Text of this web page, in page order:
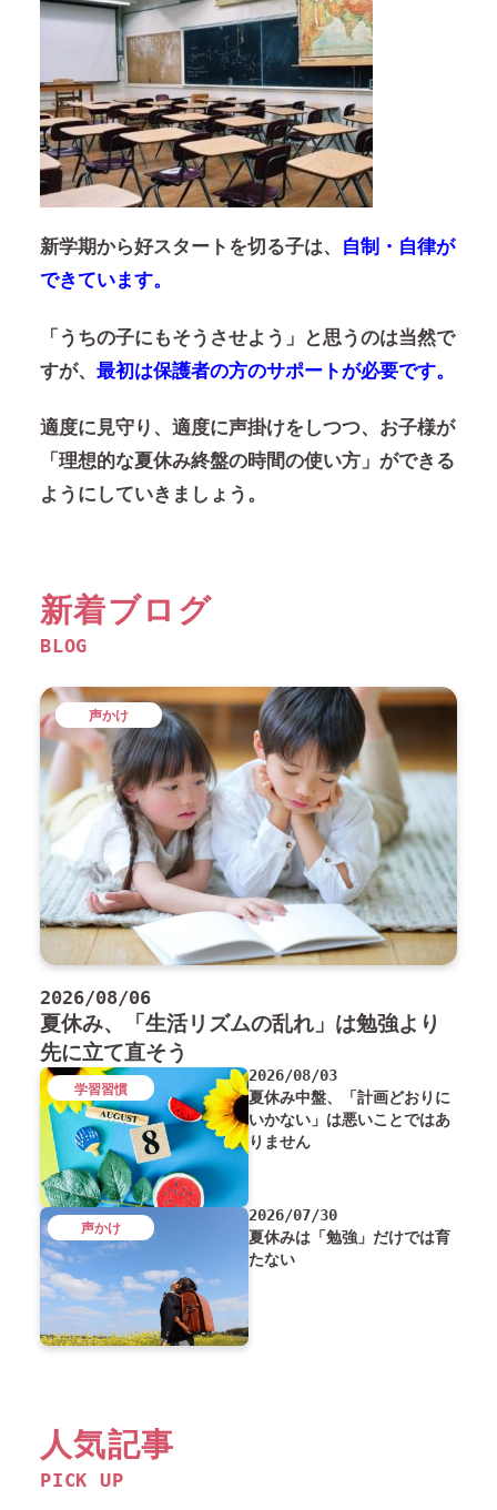
新学期から好スタートを切る子は、
自制・自律が
できています。
「うちの子にもそうさせよう」と思うのは当然で
すが、 最初は保護者の方のサポートが必要です。
適度に見守り、適度に声掛けをしつつ、お子様が
「理想的な夏休み終盤の時間の使い方」ができる
ようにしていきましょう。
新着ブログ
BLOG
2026/08/06
夏休み、「生活リズムの乱れ」は勉強より
先に立て直そう
声かけ
2026/08/03
夏休み中盤、「計画どおりに
いかない」は悪いことではあ
りません
学習習慣
2026/07/30
夏休みは「勉強」だけでは育
たない
声かけ
人気記事
PICK UP